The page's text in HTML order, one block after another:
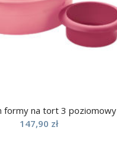
formy na tort 3 poziomowy
147,90 zł